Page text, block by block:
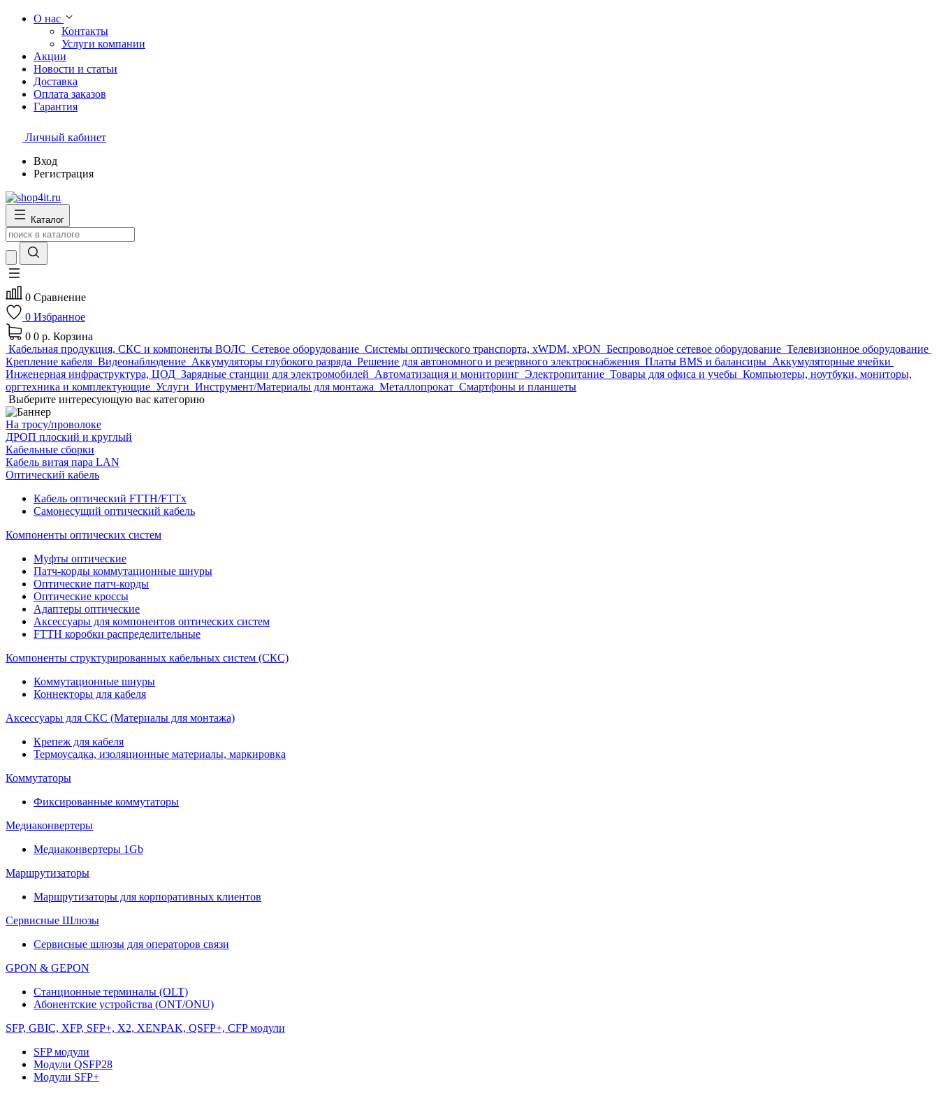
О нас
Контакты
Услуги компании
Акции
Новости и статьи
Доставка
Оплата заказов
Гарантия
Личный кабинет
Вход
Регистрация
Каталог
0 Сравнение
0 Избранное
0 0 р. Корзина
Кабельная продукция, СКС и компоненты ВОЛС Сетевое оборудование Системы оптического транспорта, xWDM, xPON Беспроводное сетевое оборудование Телевизионное оборудование
Крепление кабеля Видеонаблюдение Аккумуляторы глубокого разряда Решение для автономного и резервного электроснабжения Платы BMS и балансиры Аккумуляторные ячейки
Инженерная инфраструктура, ЦОД Зарядные станции для электромобилей Автоматизация и мониторинг Электропитание Товары для офиса и учебы Компьютеры, ноутбуки, мониторы,
оргтехника и комплектующие Услуги Инструмент/Материалы для монтажа Металлопрокат Смартфоны и планшеты
Выберите интересующую вас категорию
На тросу/проволоке
ДРОП плоский и круглый
Кабельные сборки
Кабель витая пара LAN
Оптический кабель
Кабель оптический FTTH/FTTx
Самонесущий оптический кабель
Компоненты оптических систем
Муфты оптические
Патч-корды коммутационные шнуры
Оптические патч-корды
Оптические кроссы
Адаптеры оптические
Аксессуары для компонентов оптических систем
FTTH коробки распределительные
Компоненты структурированных кабельных систем (СКС)
Коммутационные шнуры
Коннекторы для кабеля
Аксессуары для СКС (Материалы для монтажа)
Крепеж для кабеля
Термоусадка, изоляционные материалы, маркировка
Коммутаторы
Фиксированные коммутаторы
Медиаконвертеры
Медиаконвертеры 1Gb
Маршрутизаторы
Маршрутизаторы для корпоративных клиентов
Сервисные Шлюзы
Сервисные шлюзы для операторов связи
GPON & GEPON
Станционные терминалы (OLT)
Абонентские устройства (ONT/ONU)
SFP, GBIC, XFP, SFP+, X2, XENPAK, QSFP+, CFP модули
SFP модули
Модули QSFP28
Модули SFP+